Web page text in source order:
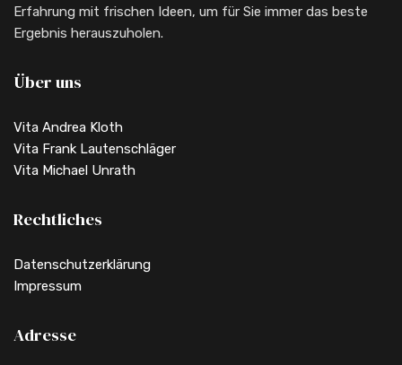
Erfahrung mit frischen Ideen, um für Sie immer das beste
Ergebnis herauszuholen.
Über uns
Vita Andrea Kloth
Vita Frank Lautenschläger
Vita Michael Unrath
Rechtliches
Datenschutzerklärung
Impressum
Adresse